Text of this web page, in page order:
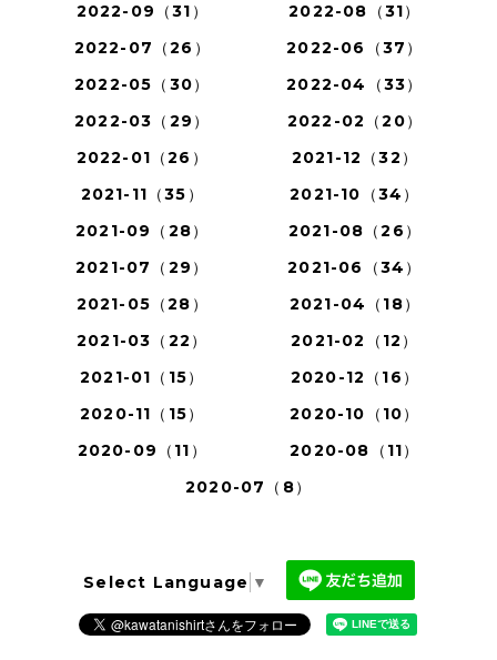
2022-09（31）
2022-08（31）
2022-07（26）
2022-06（37）
2022-05（30）
2022-04（33）
2022-03（29）
2022-02（20）
2022-01（26）
2021-12（32）
2021-11（35）
2021-10（34）
2021-09（28）
2021-08（26）
2021-07（29）
2021-06（34）
2021-05（28）
2021-04（18）
2021-03（22）
2021-02（12）
2021-01（15）
2020-12（16）
2020-11（15）
2020-10（10）
2020-09（11）
2020-08（11）
2020-07（8）
Select Language ▼